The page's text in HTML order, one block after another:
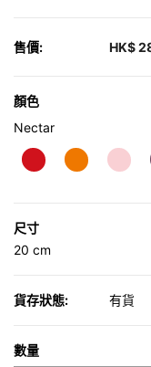
售價: HK$
顏色
Nectar
尺寸
20 cm
貨存狀態: 有貨
數量